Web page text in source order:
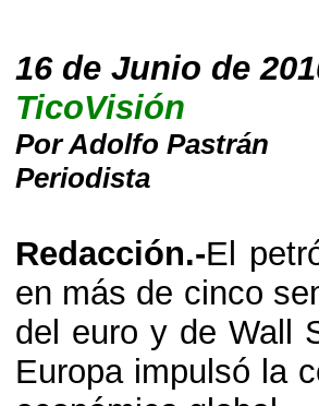
16 de Junio de
TicoVisión
Por Adolfo Pastrán
Periodista
Redacción.-El
en más de cinco
del euro y de Wall
Europa impulsó la